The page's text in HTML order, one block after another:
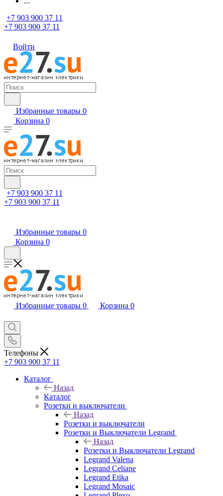
+7 903 900 37 11
+7 903 900 37 11
Войти
Избранные товары 0
Корзина 0
+7 903 900 37 11
+7 903 900 37 11
Избранные товары 0
Корзина 0
Избранные товары 0 Корзина 0
Телефоны
+7 903 900 37 11
Каталог
Назад
Каталог
Розетки и выключатели
Назад
Розетки и выключатели
Розетки и Выключатели Legrand
Назад
Розетки и Выключатели Legrand
Legrand Valena
Legrand Celiane
Legrand Etika
Legrand Mosaic